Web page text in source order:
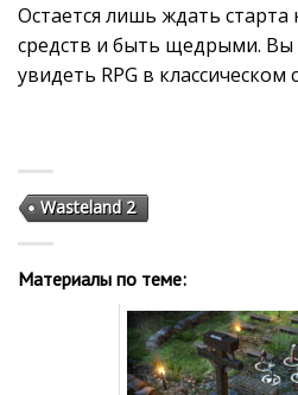
Остается лишь ждать
средств и быть щедрыми. Вы
увидеть RPG в классическом
Wasteland 2
Материалы по теме: